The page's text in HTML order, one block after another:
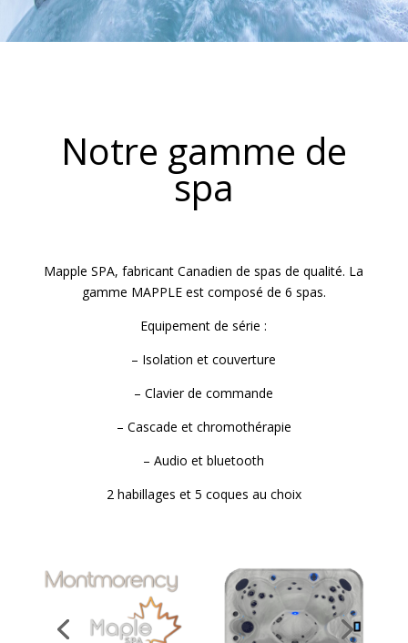
Notre gamme de
spa
Mapple SPA, fabricant Canadien de spas de qualité. La
gamme MAPPLE est composé de 6 spas.
Equipement de série :
– Isolation et couverture
– Clavier de commande
– Cascade et chromothérapie
– Audio et bluetooth
2 habillages et 5 coques au choix